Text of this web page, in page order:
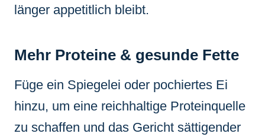
länger appetitlich bleibt.
Mehr Proteine & gesunde Fette
Füge ein Spiegelei oder pochiertes Ei
hinzu, um eine reichhaltige Proteinquelle
zu schaffen und das Gericht sättigender